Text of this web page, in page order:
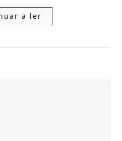
a ler